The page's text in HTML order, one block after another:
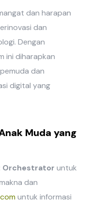
dan harapan
dan
Dengan
ini diharapkan
dan
digital yang
Muda yang
Orchestrator untuk
dan
untuk informasi